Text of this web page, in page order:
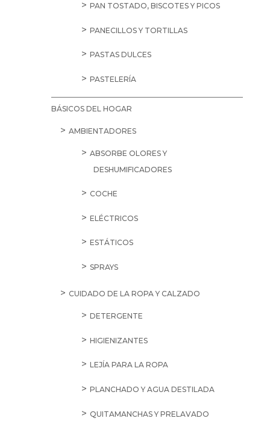
PAN TOSTADO, BISCOTES Y PICOS
PANECILLOS Y TORTILLAS
PASTAS DULCES
PASTELERÍA
BÁSICOS DEL HOGAR
AMBIENTADORES
ABSORBE OLORES Y
DESHUMIFICADORES
COCHE
ELÉCTRICOS
ESTÁTICOS
SPRAYS
CUIDADO DE LA ROPA Y CALZADO
DETERGENTE
HIGIENIZANTES
LEJÍA PARA LA ROPA
PLANCHADO Y AGUA DESTILADA
QUITAMANCHAS Y PRELAVADO